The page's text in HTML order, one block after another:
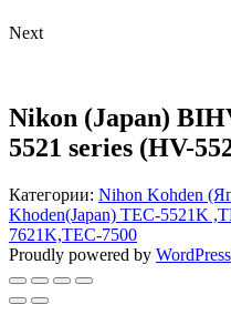
Next
Nikon (Japan)
5521 series (HV-
Категории: Nihon Kohden
Khoden(Japan) TEC-5521K
7621K,TEC-7500
Proudly powered by WordPress